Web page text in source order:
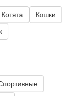
Котята Кошки